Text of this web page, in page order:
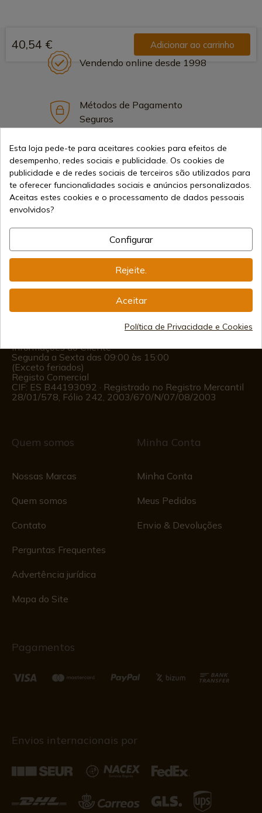
40,54 € Adicionar ao carrinho
Vendendo online desde 1998
Métodos de Pagamento
Seguros
Frete Internacional
info@aceros-de-hispania.com
Informações ao Cliente
Segunda a Sexta das 09:00 às 15:00
(Exceto feriados)
Registo Comercial
CIF: ES B44193092 · Registrado no Registro Mercantil
28/01/578, Fólio 242, 2003/670/N/07/08/2003
Quem somos
Nossas Marcas
Quem somos
Contato
Perguntas Frequentes
Advertência jurídica
Mapa do Site
Minha Conta
Minha Conta
Meus Pedidos
Envio & Devoluções
Pagamentos
Envios internacionais por
Esta loja pede-te para aceitares cookies para efeitos de
desempenho, redes sociais e publicidade. Os cookies de
publicidade e de redes sociais de terceiros são utilizados para
te oferecer funcionalidades sociais e anúncios personalizados.
Aceitas estes cookies e o processamento de dados pessoais
envolvidos?
Configurar
Rejeite.
Aceitar
Política de Privacidade e Cookies